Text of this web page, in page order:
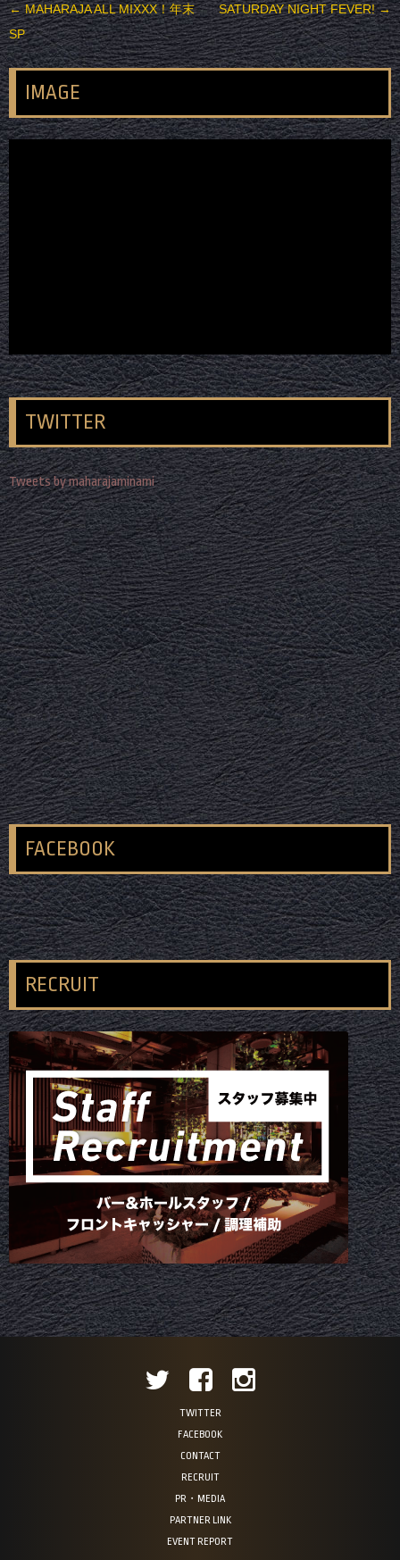
投稿ナビゲーション
←MAHARAJA ALL MIXXX！年末
SP
SATURDAY NIGHT FEVER!→
IMAGE
TWITTER
Tweets by maharajaminami
FACEBOOK
RECRUIT
TWITTER
FACEBOOK
CONTACT
RECRUIT
PR・MEDIA
PARTNER LINK
EVENT REPORT